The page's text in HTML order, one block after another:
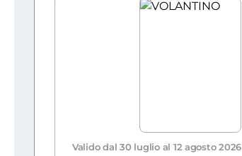
Valido dal 30 luglio al 12 agosto 2026